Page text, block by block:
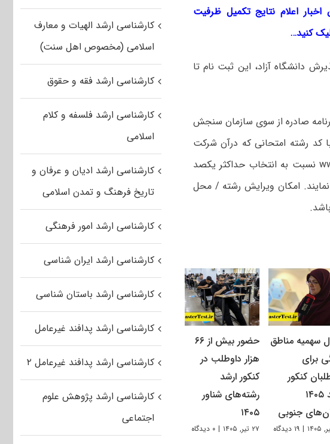
اعلام نتایج تکمیل ظرفیت
دانشگاه آزاد، این ثبت نام تا
آزمون کارشناسی ارشد ۹۶ که مطابق کارنامه صادره از سوی سازمان سنجش
کد رشته امتحانی که درآن شرکت
نموده اند بامراجعه به سامانه این مرکز به نشانی www.azmoon.org نسبت به انتخاب حداکثر یکصد
شده اقدام نمایند. امکان ویرایش رشته / محل
سهمیه مناطق
برای
کنکور
ارشد ۱۴۰۵
جنوبی
| ۱۹ دیدگاه
حضور بیش از ۶۶
هزار داوطلب در
کنکور ارشد
رشته‌های شناور
۱۴۰۵
۲۷ تیر, ۱۴۰۵ | ۰ دیدگاه
کارشناسی ارشد الهیات و معارف
اسلامی (مخصوص اهل سنت)
کارشناسی ارشد فقه و حقوق
کارشناسی ارشد فلسفه و کلام
اسلامی
کارشناسی ارشد ادیان و عرفان و
تاریخ فرهنگ و تمدن اسلامی
کارشناسی ارشد امور فرهنگی
کارشناسی ارشد ایران شناسی
کارشناسی ارشد باستان شناسی
کارشناسی ارشد پدافند غیرعامل
کارشناسی ارشد پدافند غیرعامل ۲
کارشناسی ارشد پژوهش علوم
اجتماعی